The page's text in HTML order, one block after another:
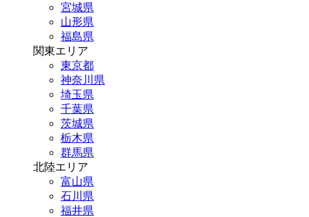
宮城県
山形県
福島県
関東エリア
東京都
神奈川県
埼玉県
千葉県
茨城県
栃木県
群馬県
北陸エリア
富山県
石川県
福井県